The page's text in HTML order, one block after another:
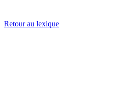
Retour au lexique